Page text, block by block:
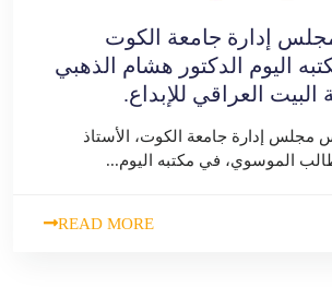
إدارة جامعة الكوت
اليوم الدكتور هشام الذهبي
العراقي للإبداع.
الموسوي، في مكتبه اليوم...
READ MORE